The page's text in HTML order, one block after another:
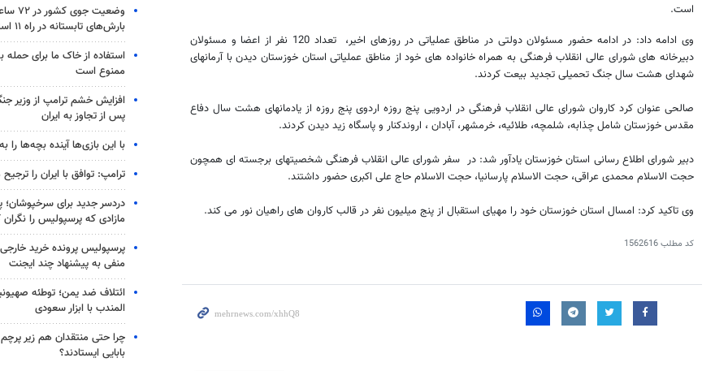
است.
وی ادامه داد: در ادامه حضور مسئولان دولتی در مناطق عملیاتی در روزهای اخیر، تعداد 120 نفر از اعضا و مسئولان
دبیرخانه های شورای عالی انقلاب فرهنگی به همراه خانواده های خود از مناطق عملیاتی استان خوزستان دیدن با آرمانهای
شهدای هشت سال جنگ تحمیلی تجدید بیعت کردند.
صالحی عنوان کرد کاروان شورای عالی انقلاب فرهنگی در اردویی پنج روزه اردوی پنج روزه از یادمانهای هشت سال دفاع
مقدس خوزستان شامل چذابه، شلمچه، طلائیه،‌ خرمشهر، آبادان ، اروندکنار و پاسگاه زید دیدن کردند.
دبیر شورای اطلاع رسانی استان خوزستان یادآور شد: در سفر شورای عالی انقلاب فرهنگی شخصیتهای برجسته ای همچون
حجت الاسلام محمدی عراقی، حجت الاسلام پارسانیا، حجت الاسلام حاج علی اکبری حضور داشتند.
وی تاکید کرد: امسال استان خوزستان خود را مهیای استقبال از پنج میلیون نفر در قالب کاروان های راهیان نور می کند.
کد مطلب1562616
وضعیت
بارش‌های تابستانه در راه ۱۱ استان
استفاده از خاک ما برای
ممنوع است
افزایش خشم ترامپ از وزیر
پس از تجاوز به ایران
با این بازی‌ها آینده بچه‌ها را
ترامپ: توافق با ایران را
دردسر جدید برای سرخپوشان؛
مازادی که پرسپولیس را نگران
پرسپولیس پرونده خرید
منفی به پیشنهاد چند ایجنت
ائتلاف ضد یمن؛ توطئه
المندب با ابزار سعودی
چرا حتی منتقدان هم زیر
بابایی ایستادند؟